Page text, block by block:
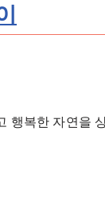
행복한 자연을